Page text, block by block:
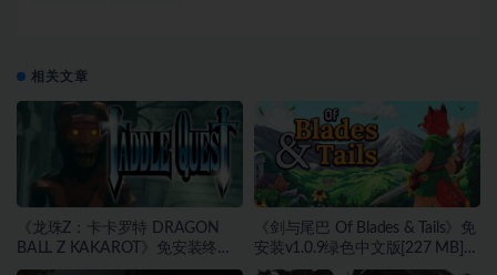
相关文章
《龙珠Z：卡卡罗特 DRAGON
BALL Z KAKAROT》免安装终极
版v2.02绿色中文版[46.97 GB][百
《剑与尾巴 Of Blades & Tails》免
安装v1.0.9绿色中文版[227 MB]
[百度网盘]